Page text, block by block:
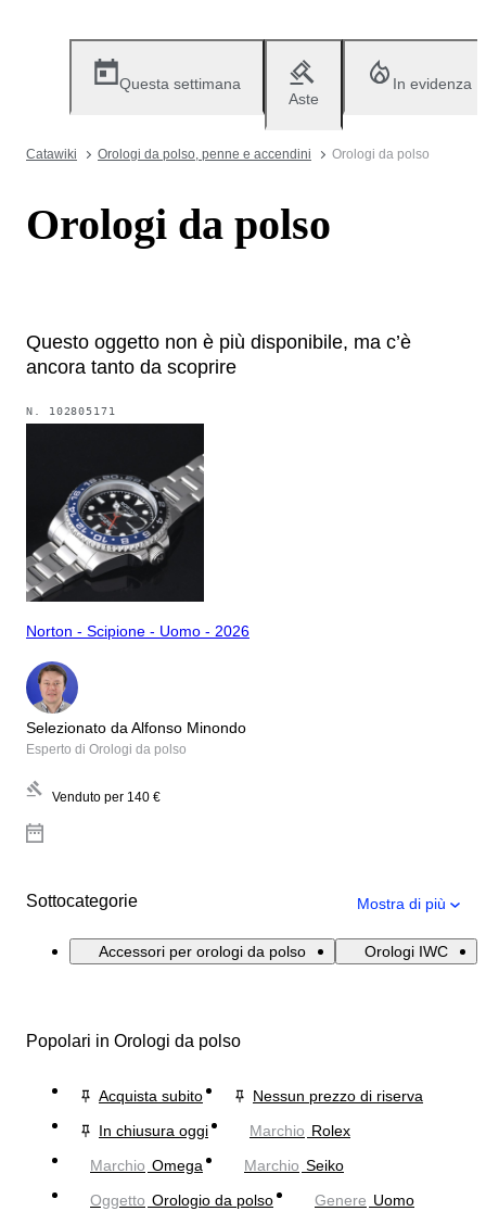
Questa settimana
Aste
In evidenza
Catawiki Orologi da polso, penne e accendini Orologi da polso
Orologi da polso
Questo oggetto non è più disponibile, ma c’è
ancora tanto da scoprire
N. 102805171
Norton - Scipione - Uomo - 2026
Selezionato da Alfonso Minondo
Esperto di Orologi da polso
Venduto per 140 €
Sottocategorie Mostra di più
Accessori per orologi da polso Orologi IWC
Popolari in Orologi da polso
Acquista subito
Nessun prezzo di riserva
In chiusura oggi
Marchio Rolex
Marchio Omega Marchio Seiko
Oggetto Orologio da polso Genere Uomo